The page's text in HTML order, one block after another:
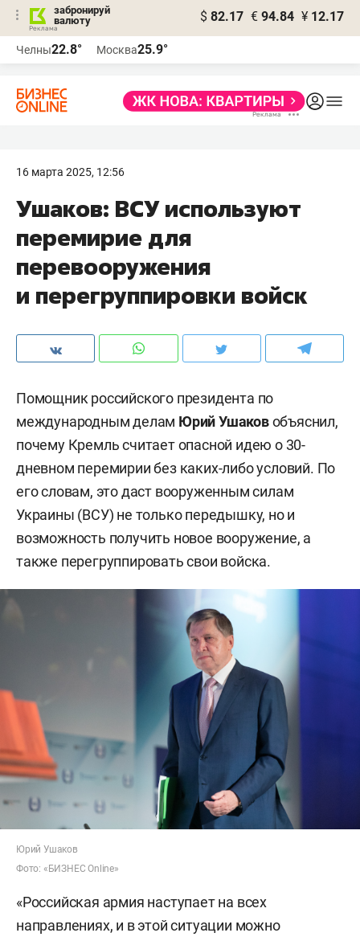
забронируй
валюту
$ 82.17 € 94.84 ¥ 12.17
Челны22.8° Москва25.9°
16 марта 2025, 12:56
Ушаков: ВСУ используют
перемирие для
перевооружения
и перегруппировки войск
Помощник российского президента по
международным делам Юрий Ушаковобъяснил,
почему Кремль считает опасной идею о 30-
дневном перемирии без каких-либо условий. По
его словам, это даст вооруженным силам
Украины (ВСУ) не только передышку, но и
возможность получить новое вооружение, а
также перегруппировать свои войска.
Юрий Ушаков
Фото: «БИЗНЕС Online»
«Российская армия наступает на всех
направлениях, и в этой ситуации можно